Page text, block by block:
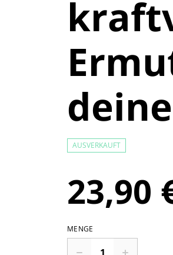
AUSVERKAUFT
23,90
MENGE